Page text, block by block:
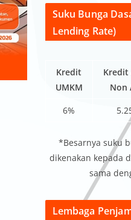
Suku Bunga
Lending Rate)
Kredit
UMKM
Kredit
Non
6%
*Besarnya suku
dikenakan kepada
sama
Lembaga